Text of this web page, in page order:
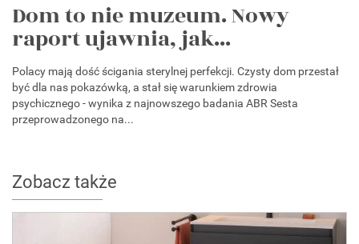
Dom to nie muzeum. Nowy
raport ujawnia, jak...
Polacy mają dość ścigania sterylnej perfekcji. Czysty dom przestał
być dla nas pokazówką, a stał się warunkiem zdrowia
psychicznego - wynika z najnowszego badania ABR Sesta
przeprowadzonego na...
Zobacz także